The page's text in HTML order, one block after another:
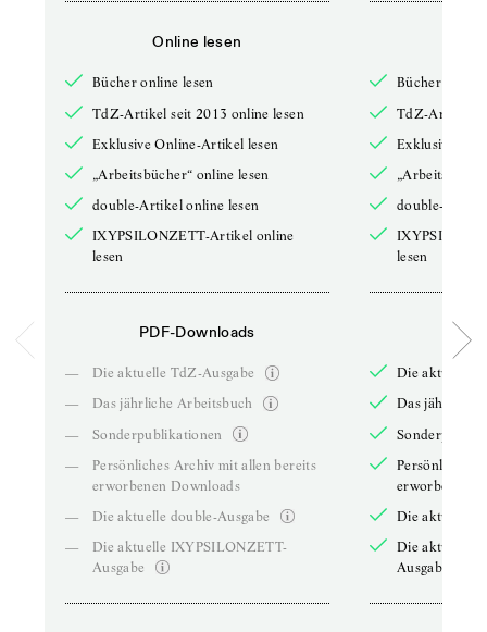
Online lesen
Bücher online lesen
TdZ-Artikel seit 2013 online lesen
Exklusive Online-Artikel lesen
„Arbeitsbücher“ online lesen
double-Artikel online lesen
IXYPSILONZETT-Artikel online
lesen
PDF-Downloads
—
Die aktuelle TdZ-Ausgabe
—
Das jährliche Arbeitsbuch
—
Sonderpublikationen
—
Persönliches Archiv mit allen bereits
erworbenen Downloads
—
Die aktuelle double-Ausgabe
—
Die aktuelle IXYPSILONZETT-
Ausgabe
Bücher online
TdZ-Artikel
Exklusive
double-
lesen
Die aktuelle
Das jährliche
Persönliches
erworbenen
Die aktuelle
Die aktuelle
Ausgabe